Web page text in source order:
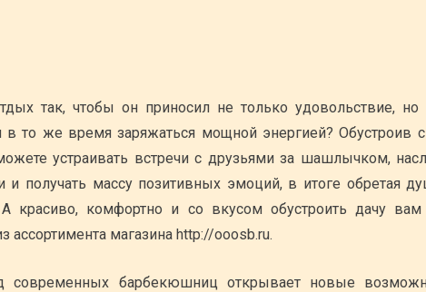
так, чтобы он приносил не только удовольствие, но
в то же время заряжаться мощной энергией? Обустроив
устраивать встречи с друзьями за шашлычком,
получать массу позитивных эмоций, в итоге обретая
А красиво, комфортно и со вкусом обустроить дачу
магазина http://ooosb.ru.
современных барбекюшниц открывает новые